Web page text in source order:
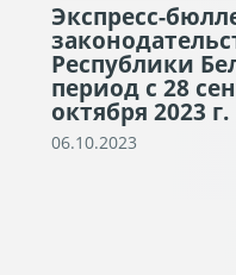
Экспресс-
Республики
период с 28
октября 2023 г.
06.10.2023